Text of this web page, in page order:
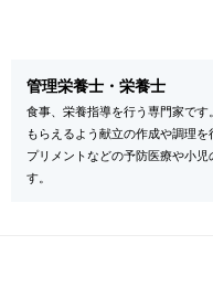
管理栄養士・栄養士
食事、栄養指導を行う専門家で
もらえるよう献立の作成や調理
プリメントなどの予防医療や小
す。